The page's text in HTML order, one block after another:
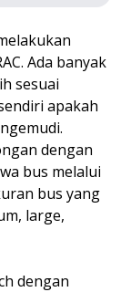
Ada banyak
sesuai
apakah
dengan
bus melalui
bus yang
large,
dengan